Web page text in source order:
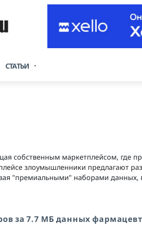
СТАТЬИ
собственным маркетплейсом, где
злоумышленники предлагают
"премиальными" наборами
за 7.7 МБ данных